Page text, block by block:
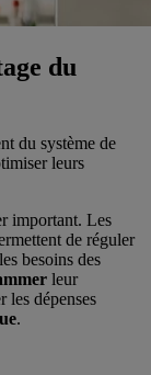
du
du système de
leurs
important. Les
de réguler
besoins des
leur
les dépenses
.